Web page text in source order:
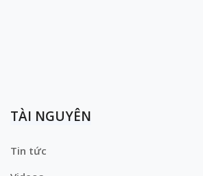
TÀI NGUYÊN
Tin tức